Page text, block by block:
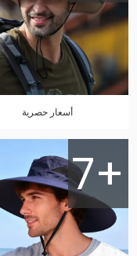
أسعار حصرية
7+